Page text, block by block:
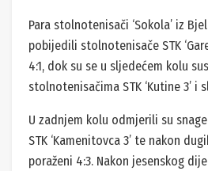
Para stolnotenisači ‘Sokola’ iz
pobijedili stolnotenisače STK
4:1, dok su se u sljedećem kolu
stolnotenisačima STK ‘Kutine 3’ i
U zadnjem kolu odmjerili su
STK ‘Kamenitovca 3’ te nakon
poraženi 4:3. Nakon jesenskog